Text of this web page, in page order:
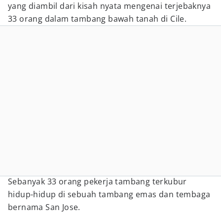
yang diambil dari kisah nyata mengenai terjebaknya
33 orang dalam tambang bawah tanah di Cile.
Sebanyak 33 orang pekerja tambang terkubur
hidup-hidup di sebuah tambang emas dan tembaga
bernama San Jose.